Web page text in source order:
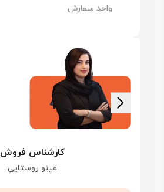
واحد سفارش
کارشناس فروش
مینو روستایی